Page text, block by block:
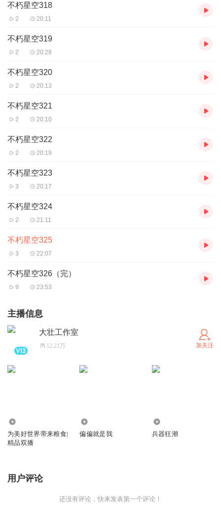
不朽星空318
2 20:11
不朽星空319
2 20:28
不朽星空320
2 20:13
不朽星空321
2 20:10
不朽星空322
2 20:19
不朽星空323
3 20:17
不朽星空324
2 21:11
不朽星空325
3 22:07
不朽星空326（完）
9 23:53
主播信息
大壮工作室
12.21万 加关注
为美好世界带来粮食|
精品双播
偏偏就是我 兵器狂潮
用户评论
还没有评论，快来发表第一个评论！